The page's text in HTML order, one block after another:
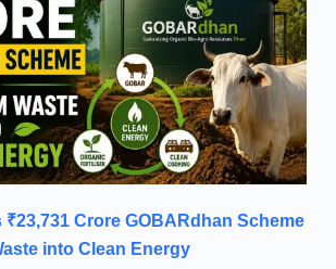
Crore GOBARdhan Scheme
into Clean Energy